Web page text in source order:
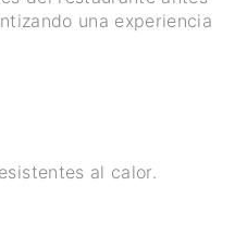
una experiencia
al calor.